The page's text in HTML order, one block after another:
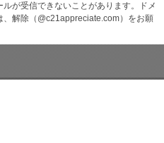
が受信できないことがあります。ドメ
解除（@c21appreciate.com）をお願